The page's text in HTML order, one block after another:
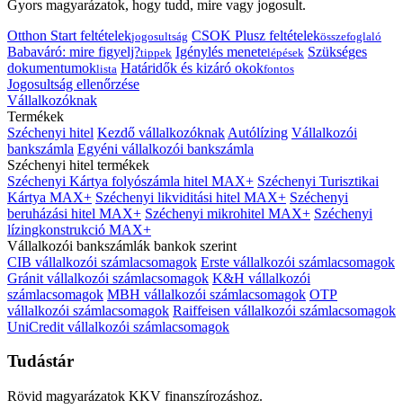
Gyors magyarázatok, hogy tudd, mire vagy jogosult.
Otthon Start feltételekjogosultság CSOK Plusz feltételekösszefoglaló
Babaváró: mire figyelj?tippek Igénylés menetelépések Szükséges
dokumentumoklista Határidők és kizáró okokfontos
Jogosultság ellenőrzése
Vállalkozóknak
Termékek
Széchenyi hitel Kezdő vállalkozóknak Autólízing Vállalkozói
bankszámla Egyéni vállalkozói bankszámla
Széchenyi hitel termékek
Széchenyi Kártya folyószámla hitel MAX+ Széchenyi Turisztikai
Kártya MAX+ Széchenyi likviditási hitel MAX+ Széchenyi
beruházási hitel MAX+ Széchenyi mikrohitel MAX+ Széchenyi
lízingkonstrukció MAX+
Vállalkozói bankszámlák bankok szerint
CIB vállalkozói számlacsomagok Erste vállalkozói számlacsomagok
Gránit vállalkozói számlacsomagok K&H vállalkozói
számlacsomagok MBH vállalkozói számlacsomagok OTP
vállalkozói számlacsomagok Raiffeisen vállalkozói számlacsomagok
UniCredit vállalkozói számlacsomagok
Tudástár
Rövid magyarázatok KKV finanszírozáshoz.